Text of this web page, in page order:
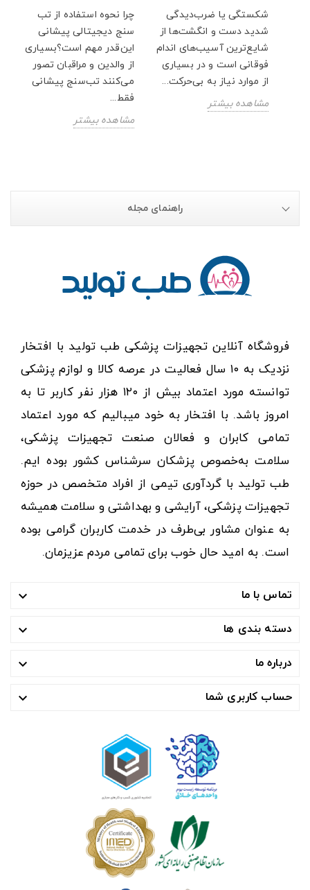
چرا نحوه استفاده از تب
سنج دیجیتالی پیشانی
این‌قدر مهم است؟بسیاری
از والدین و مراقبان تصور
می‌کنند تب‌سنج پیشانی
فقط...
مشاهده بیشتر
شکستگی یا ضرب‌دیدگی
شدید دست و انگشت‌ها از
شایع‌ترین آسیب‌های اندام
فوقانی است و در بسیاری
از موارد نیاز به بی‌حرکت...
مشاهده بیشتر
راهنمای مجله
فروشگاه آنلاین تجهیزات پزشکی طب تولید با افتخار
نزدیک به ۱۰ سال فعالیت در عرصه کالا و لوازم پزشکی
توانسته مورد اعتماد بیش از ۱۲۰ هزار نفر کاربر تا به
امروز باشد. با افتخار به خود میبالیم که مورد اعتماد
تمامی کابران و فعالان صنعت تجهیزات پزشکی،
سلامت به‌خصوص پزشکان سرشناس کشور بوده ایم.
طب تولید با گردآوری تیمی از افراد متخصص در حوزه
تجهیزات پزشکی، آرایشی و بهداشتی و سلامت همیشه
به عنوان مشاور بی‌طرف در خدمت کاربران گرامی بوده
است. به امید حال خوب برای تمامی مردم عزیزمان.
تماس با ما 
دسته بندی ها 
درباره ما 
حساب کاربری شما 